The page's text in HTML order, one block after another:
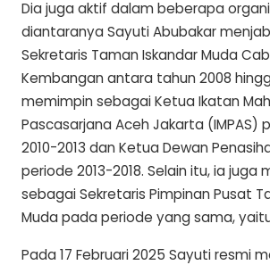
Dia juga aktif dalam beberapa
diantaranya Sayuti Abubakar
Sekretaris Taman Iskandar Muda
Kembangan antara tahun 2008
memimpin sebagai Ketua Ikatan
Pascasarjana Aceh Jakarta (IMPAS)
2010-2013 dan Ketua Dewan
periode 2013-2018. Selain itu, ia juga
sebagai Sekretaris Pimpinan Pusat
Muda pada periode yang sama, yaitu
Pada 17 Februari 2025 Sayuti resmi